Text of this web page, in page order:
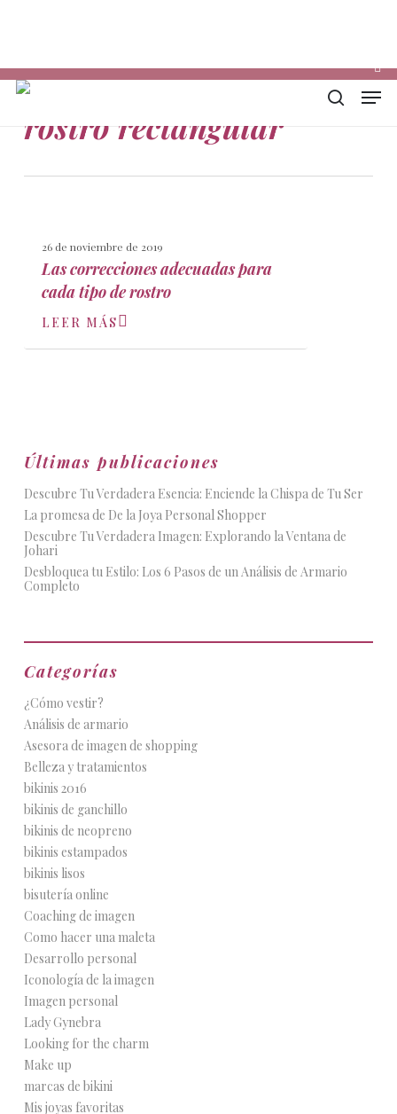
content
buscar
Tag
rostro rectangular
26 de noviembre de 2019
Las correcciones adecuadas para
cada tipo de rostro
LEER MÁS
Últimas publicaciones
Descubre Tu Verdadera Esencia: Enciende la Chispa de Tu Ser
La promesa de De la Joya Personal Shopper
Descubre Tu Verdadera Imagen: Explorando la Ventana de
Johari
Desbloquea tu Estilo: Los 6 Pasos de un Análisis de Armario
Completo
Categorías
¿Cómo vestir?
Análisis de armario
Asesora de imagen de shopping
Belleza y tratamientos
bikinis 2016
bikinis de ganchillo
bikinis de neopreno
bikinis estampados
bikinis lisos
bisutería online
Coaching de imagen
Como hacer una maleta
Desarrollo personal
Iconología de la imagen
Imagen personal
Lady Gynebra
Looking for the charm
Make up
marcas de bikini
Mis joyas favoritas